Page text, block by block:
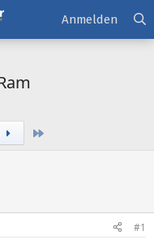
Anmelden
#1